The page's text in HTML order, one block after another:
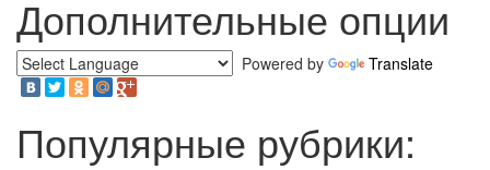
Дополнительные опции
Powered by Translate
Популярные рубрики: